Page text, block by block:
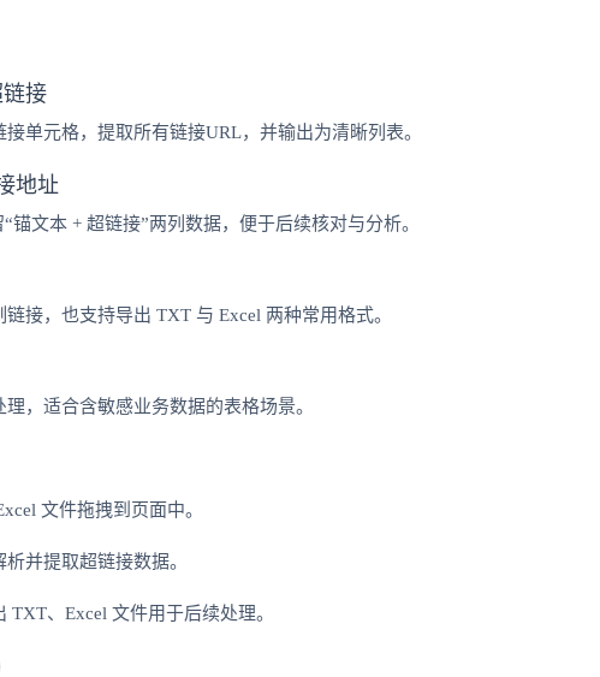
接
单元格，提取所有链接URL，并输出为清晰列表。
地址
锚文本 + 超链接”两列数据，便于后续核对与分析。
接，也支持导出 TXT 与 Excel 两种常用格式。
，适合含敏感业务数据的表格场景。
文件拖拽到页面中。
并提取超链接数据。
TXT、Excel 文件用于后续处理。